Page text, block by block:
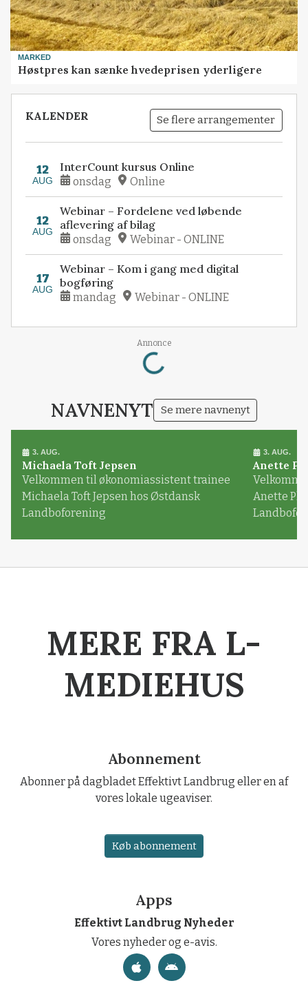
MARKED
Høstpres kan sænke hvedeprisen yderligere
KALENDER Se flere arrangementer
12
AUG
InterCount kursus Online
onsdag Online
12
AUG
Webinar – Fordelene ved løbende
aflevering af bilag
onsdag Webinar - ONLINE
17
AUG
Webinar – Kom i gang med digital
bogføring
mandag Webinar - ONLINE
Annonce
Loading...
NAVNENYT Se mere navnenyt
3. AUG.
Michaela Toft Jepsen
Velkommen til økonomiassistent trainee
Michaela Toft Jepsen hos Østdansk
Landboforening
3. AUG.
Anette
Anette
MERE FRA L-
MEDIEHUS
Abonnement
Abonner på dagbladet Effektivt Landbrug eller en af
vores lokale ugeaviser.
Køb abonnement
Apps
Effektivt Landbrug Nyheder
Vores nyheder og e-avis.